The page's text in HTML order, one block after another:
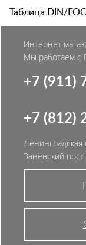
Таблица DIN/
Интернет
Мы работаем с
+7 (911)
+7 (812)
Ленинградская
Заневский пост